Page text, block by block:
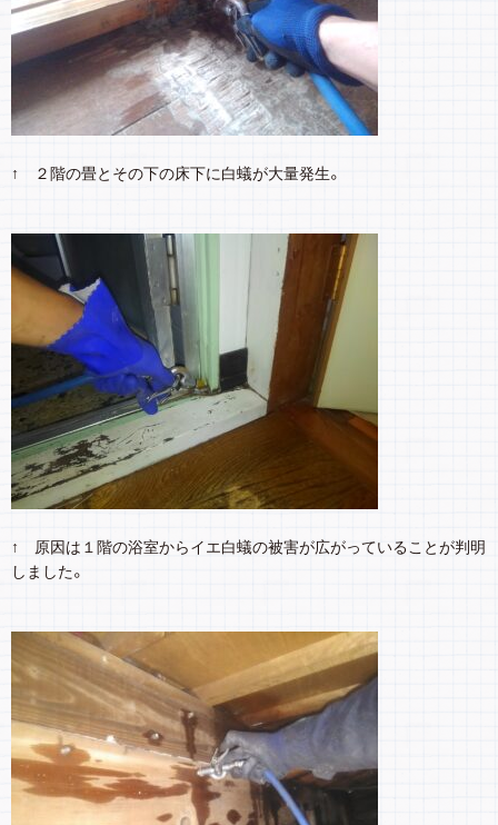
↑ ２階の畳とその下の床下に白蟻が大量発生。
↑ 原因は１階の浴室からイエ白蟻の被害が広がっていることが判明
しました。